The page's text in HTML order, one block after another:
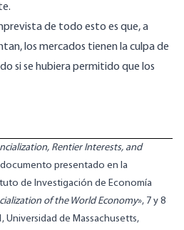
de todo esto es que, a
los mercados tienen la culpa de
si se hubiera permitido que los
Rentier Interests, and
documento presentado en la
de Investigación de Economía
of the World Economy», 7 y 8
Universidad de Massachusetts,